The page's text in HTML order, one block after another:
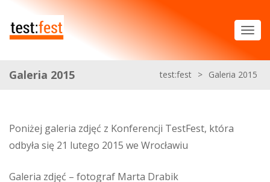
Galeria 2015 test:fest > Galeria 2015
Poniżej galeria zdjęć z Konferencji TestFest, która
odbyła się 21 lutego 2015 we Wrocławiu
Galeria zdjęć – fotograf Marta Drabik